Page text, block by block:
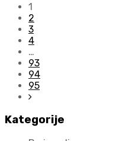
1
2
3
4
…
93
94
95
Kategorije